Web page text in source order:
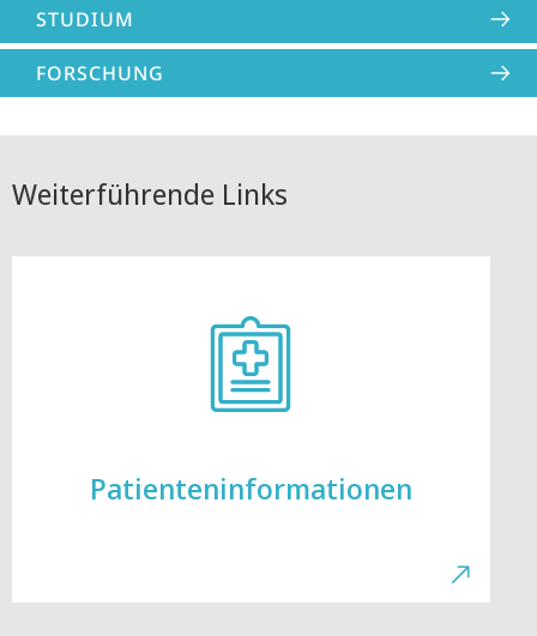
STUDIUM
FORSCHUNG
Weiterführende Links
Patienten­informationen